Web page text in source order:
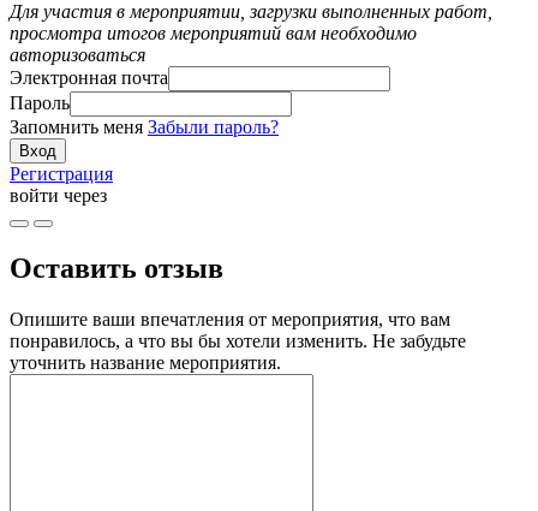
Для участия в мероприятии, загрузки выполненных работ,
просмотра итогов мероприятий вам необходимо
авторизоваться
Электронная почта
Пароль
Запомнить меня Забыли пароль?
Регистрация
войти через
Оставить отзыв
Опишите ваши впечатления от мероприятия, что вам
понравилось, а что вы бы хотели изменить. Не забудьте
уточнить название мероприятия.